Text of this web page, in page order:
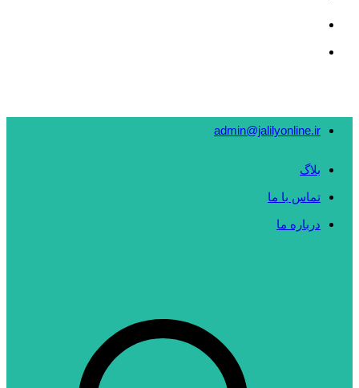
admin@jalilyonline.ir
بلاگ
تماس با ما
درباره ما